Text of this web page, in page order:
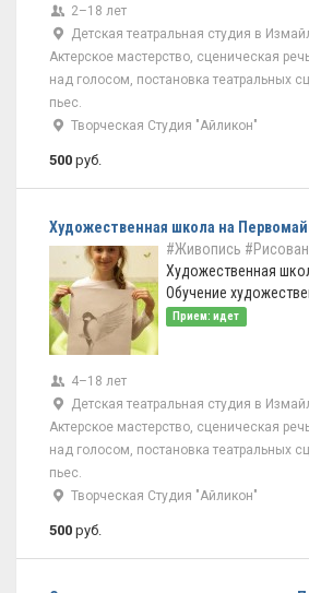
2–18 лет
Детская театральная студия в
Актерское мастерство, сценическая
над голосом, постановка театральных
пьес.
Творческая Студия "Айликон"
500 руб.
Художественная школа на
#Живопись
Художественная
Обучение
Прием: идет
4–18 лет
Детская театральная студия в
Актерское мастерство, сценическая
над голосом, постановка театральных
пьес.
Творческая Студия "Айликон"
500 руб.